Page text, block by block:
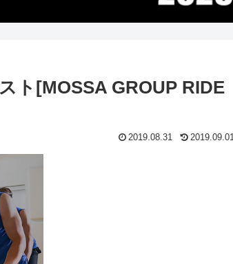
ト[MOSSA GROUP RIDE
2019.08.31 2019.09.01